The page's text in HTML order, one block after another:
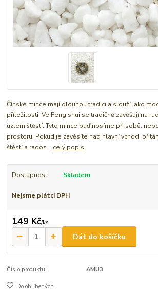
Čínské mince mají dlouhou tradici a slouží jako
příležitosti. Ve Feng shui se tradičně zavěšují na
uzlem štěstí. Tyto mince buď nosíme při sobě,
prostoru. Pokud je zavěsíte nad hlavní vchod,
štěstí a rados... celý popis
Dostupnost Skladem
Nejsme plátci DPH
149 Kč/ks
Dát do košíčku
Číslo produktu: AMU3
Do oblíbených